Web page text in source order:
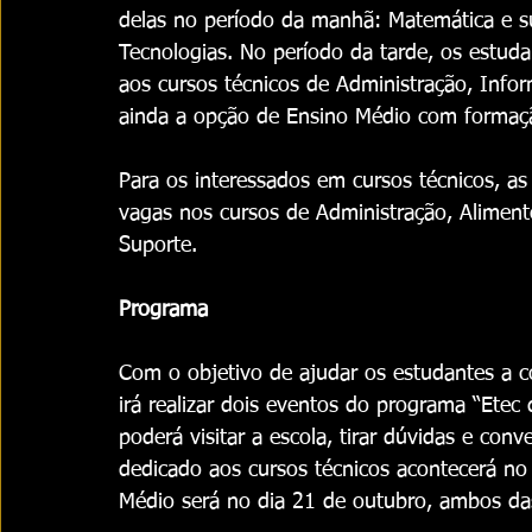
delas no período da manhã: Matemática e
Tecnologias. No período da tarde, os
aos cursos técnicos de Administração,
ainda a opção de Ensino Médio com
Para os interessados em cursos técnicos,
vagas nos cursos de Administração,
Suporte.
Programa
Com o objetivo de ajudar os estudantes a
irá realizar dois eventos do programa
poderá visitar a escola, tirar dúvidas e
dedicado aos cursos técnicos acontecerá
Médio será no dia 21 de outubro, ambos